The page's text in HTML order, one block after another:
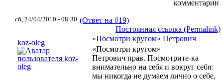
комментарии
сб, 24/04/2010 - 08:30 (Ответ на #19)
Постоянная ссылка (Permalink)
koz-oleg
«Посмотри кругом» Петрович
«Посмотри кругом»
Петрович прав. Посмотрите-ка
внимательно на себя и вокруг себя:
мы никогда не думаем лично о себе,